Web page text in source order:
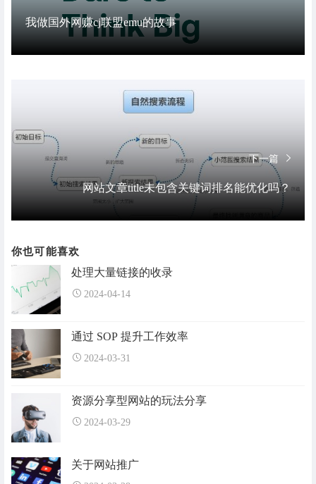
我做国外网赚cj联盟emu的故事
下一篇
网站文章title未包含关键词排名能优化吗？
你也可能喜欢
处理大量链接的收录
2024-04-14
通过 SOP 提升工作效率
2024-03-31
资源分享型网站的玩法分享
2024-03-29
关于网站推广